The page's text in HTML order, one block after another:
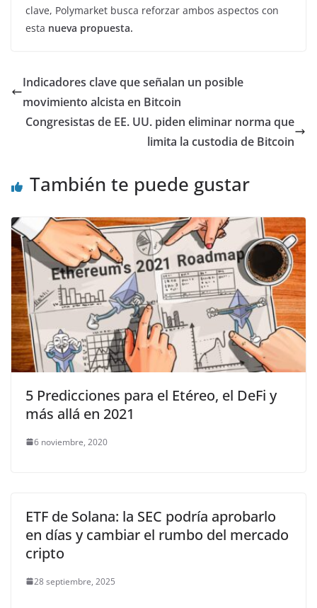
clave, Polymarket busca reforzar ambos aspectos con
esta nueva propuesta.
Indicadores clave que señalan un posible
movimiento alcista en Bitcoin
Congresistas de EE. UU. piden eliminar norma que
limita la custodia de Bitcoin
También te puede gustar
5 Predicciones para el Etéreo, el DeFi y
más allá en 2021
6 noviembre, 2020
ETF de Solana: la SEC podría aprobarlo
en días y cambiar el rumbo del mercado
cripto
28 septiembre, 2025